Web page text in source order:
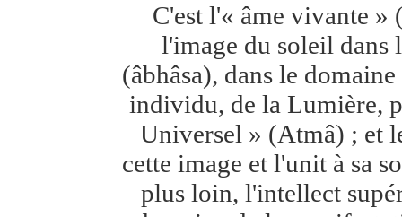
C'est l'« âme vivante »
l'image du soleil dans
(âbhâsa), dans le
individu, de la Lumière,
Universel » (Atmâ) ; et
cette image et l'unit à sa
plus loin, l'intellect